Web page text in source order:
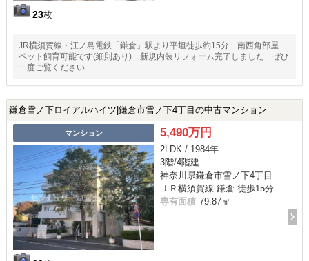
23枚
JR横須賀線・江ノ島電鉄「鎌倉」駅より平坦徒歩約15分 南西角部屋
ペット飼育可能です(細則あり) 新規内装リフォーム完了しました ぜひ
一度ご覧ください
鎌倉雪ノ下ロイアルハイツ|鎌倉市雪ノ下4丁目の中古マンション
マンション 5,490万円
2LDK / 1984年
3階/4階建
神奈川県鎌倉市雪ノ下4丁目
ＪＲ横須賀線 鎌倉 徒歩15分
専有面積 79.87㎡